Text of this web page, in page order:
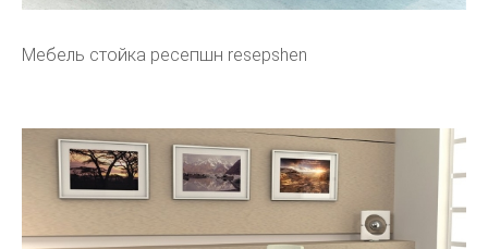
Мебель стойка ресепшн resepshen